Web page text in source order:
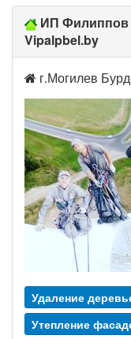
ИП Филиппов
Vipalpbel.by
г.Могилев
Удаление
Утепление